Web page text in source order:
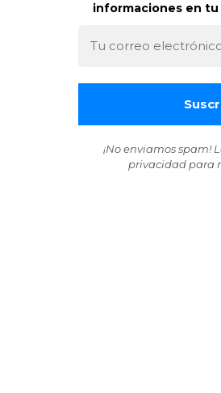
informaciones en
¡No enviamos spam!
privacidadpara